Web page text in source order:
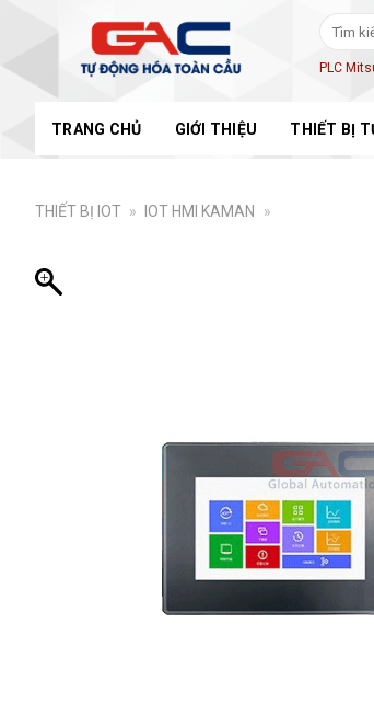
content
PLC
TRANG CHỦ GIỚI THIỆU THIẾT BỊ
THIẾT BỊ IOT » IOT HMI KAMAN »